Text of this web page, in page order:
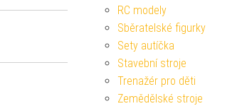
RC modely
Sběratelské figurky
Sety autíčka
Stavební stroje
Trenažér pro děti
Zemědělské stroje